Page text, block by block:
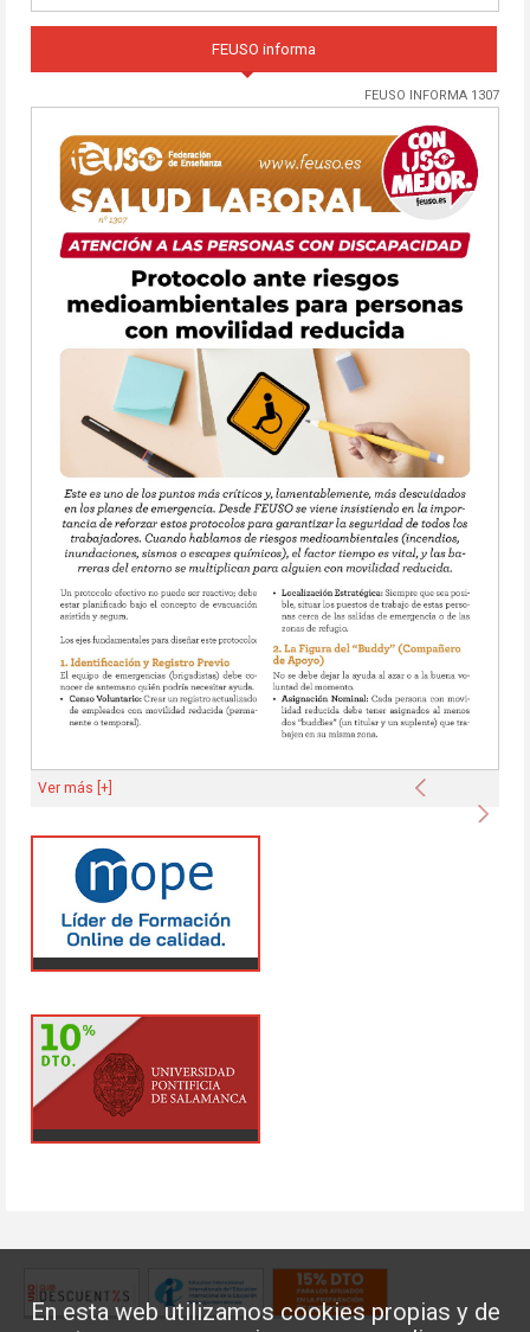
En esta web utilizamos cookies propias y de
FEUSO informa
FEUSO INFORMA 1307
Anterior
Ver más [+]